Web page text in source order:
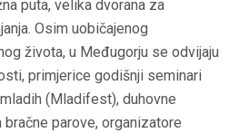
puta, velika dvorana za
Osim uobičajenog
života, u Međugorju se odvijaju
primjerice godišnji seminari
(Mladifest), duhovne
parove, organizatore